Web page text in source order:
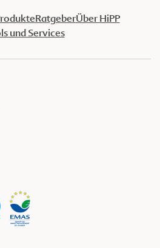
RatgeberÜber HiPP
und Services